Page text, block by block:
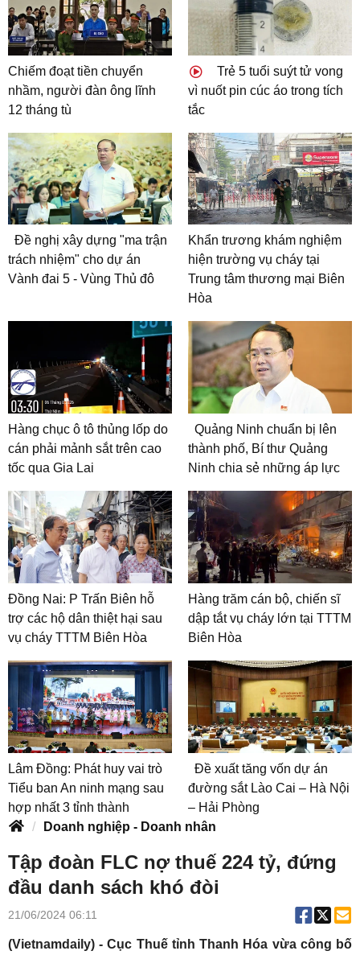
Chiếm đoạt tiền chuyển
nhầm, người đàn ông lĩnh
12 tháng tù
Trẻ 5 tuổi suýt tử vong
vì nuốt pin cúc áo trong tích
tắc
Đề nghị xây dựng "ma trận
trách nhiệm" cho dự án
Vành đai 5 - Vùng Thủ đô
Khẩn trương khám nghiệm
hiện trường vụ cháy tại
Trung tâm thương mại Biên
Hòa
Hàng chục ô tô thủng lốp do
cán phải mảnh sắt trên cao
tốc qua Gia Lai
Quảng Ninh chuẩn bị lên
thành phố, Bí thư Quảng
Ninh chia sẻ những áp lực
Đồng Nai: P Trấn Biên hỗ
trợ các hộ dân thiệt hại sau
vụ cháy TTTM Biên Hòa
Hàng trăm cán bộ, chiến sĩ
dập tắt vụ cháy lớn tại TTTM
Biên Hòa
Lâm Đồng: Phát huy vai trò
Tiểu ban An ninh mạng sau
hợp nhất 3 tỉnh thành
Đề xuất tăng vốn dự án
đường sắt Lào Cai – Hà Nội
– Hải Phòng
Doanh nghiệp - Doanh nhân
Tập đoàn FLC nợ thuế 224 tỷ, đứng
đầu danh sách khó đòi
21/06/2024 06:11
(Vietnamdaily) - Cục Thuế tỉnh Thanh Hóa vừa công bố